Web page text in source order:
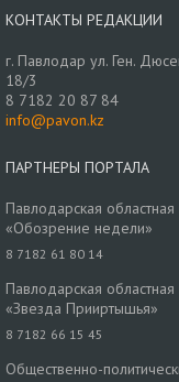
КОНТАКТЫ РЕДАКЦИИ
г. Павлодар ул. Ген.
18/3
8 7182 20 87 84
info@pavon.kz
ПАРТНЕРЫ ПОРТАЛА
Павлодарская областная
«Обозрение недели»
8 7182 61 80 14
Павлодарская областная
«Звезда Прииртышья»
8 7182 66 15 45
Общественно-